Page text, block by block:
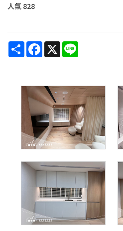
人氣 828
ShareFacebook
X